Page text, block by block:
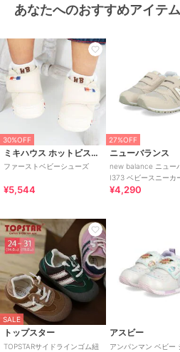
あなたへのおすすめアイテム
30%OFF
ミキハウス ホットビスケッツ
ファーストベビーシューズ
¥5,544
27%OFF
ニューバランス
new balance ニュー
I373 ベビースニーカ
ワンベルト
¥4,290
SALE
トップスター
TOPSTARサイドラインゴム紐
アスビー
アンパンマン ベビー